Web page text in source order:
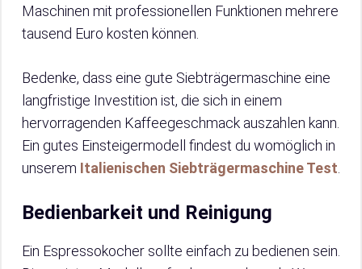
Maschinen mit professionellen Funktionen mehrere
tausend Euro kosten können.
Bedenke, dass eine gute Siebträgermaschine eine
langfristige Investition ist, die sich in einem
hervorragenden Kaffeegeschmack auszahlen kann.
Ein gutes Einsteigermodell findest du womöglich in
unserem Italienischen Siebträgermaschine Test
Bedienbarkeit und Reinigung
Ein Espressokocher sollte einfach zu bedienen sein.